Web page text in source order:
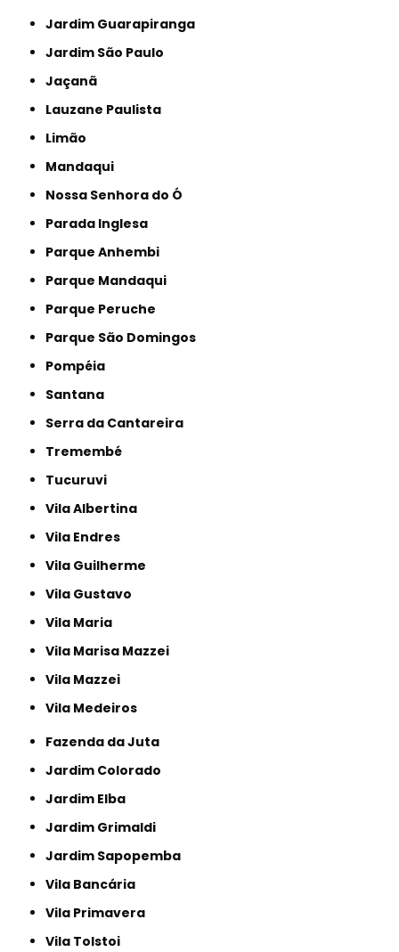
Jardim Guarapiranga
Jardim São Paulo
Jaçanã
Lauzane Paulista
Limão
Mandaqui
Nossa Senhora do Ó
Parada Inglesa
Parque Anhembi
Parque Mandaqui
Parque Peruche
Parque São Domingos
Pompéia
Santana
Serra da Cantareira
Tremembé
Tucuruvi
Vila Albertina
Vila Endres
Vila Guilherme
Vila Gustavo
Vila Maria
Vila Marisa Mazzei
Vila Mazzei
Vila Medeiros
Fazenda da Juta
Jardim Colorado
Jardim Elba
Jardim Grimaldi
Jardim Sapopemba
Vila Bancária
Vila Primavera
Vila Tolstoi